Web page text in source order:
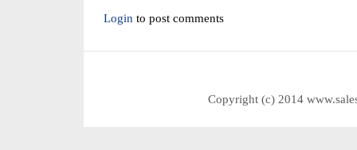
Login to post comments
Copyright (c) 2014